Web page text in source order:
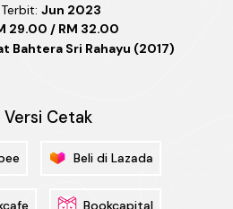
Jun 2023
29.00 / RM 32.00
Bahtera Sri Rahayu (2017)
Versi Cetak
Beli di Lazada
Bookcapital